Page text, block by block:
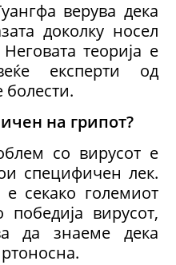
верува дека
доколку носел
теорија е
експерти од
болести.
на грипот?
со вирусот е
специфичен лек.
секако големиот
вирусот,
да знаеме дека